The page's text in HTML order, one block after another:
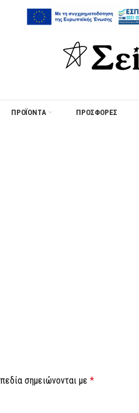
ΠΡΟΪΟΝΤΑ ΠΡΟΣΦΟΡΈΣ
σημειώνονται με *